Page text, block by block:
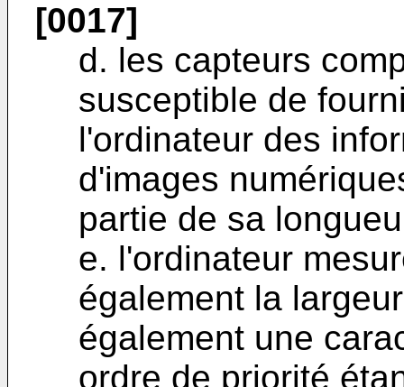
[0017]
d. les capteurs
susceptible de
l'ordinateur des
d'images
partie de sa
e. l'ordinateur
également la
également une
ordre de priorité